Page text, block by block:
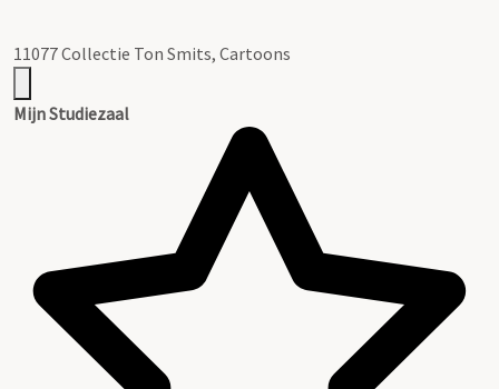
11077 Collectie Ton Smits, Cartoons
Mijn Studiezaal